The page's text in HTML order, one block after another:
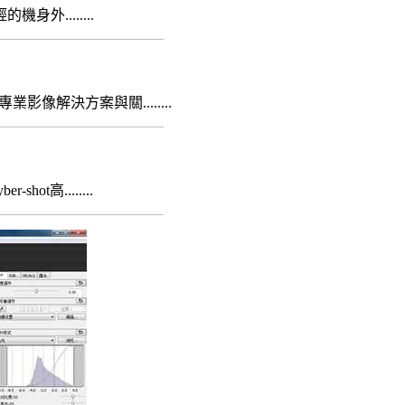
機身外........
業影像解決方案與關........
shot高........